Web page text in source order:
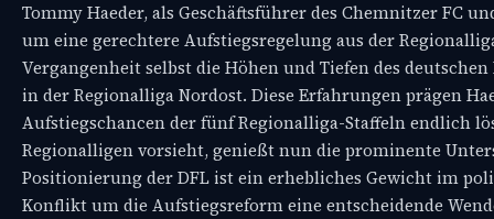
Tommy Haeder, als Geschäftsführer des Chemnitzer FC
um eine gerechtere Aufstiegsregelung aus der
Vergangenheit selbst die Höhen und Tiefen des
in der Regionalliga Nordost. Diese Erfahrungen prägen
Aufstiegschancen der fünf Regionalliga-Staffeln endlich
Regionalligen vorsieht, genießt nun die prominente
Positionierung der DFL ist ein erhebliches Gewicht im
Konflikt um die Aufstiegsreform eine entscheidende